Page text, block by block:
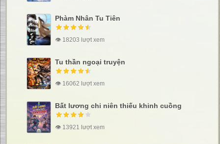
Phàm Nhân Tu Tiên
👁 18203 lượt xem
Tu thần ngoại truyện
👁 16062 lượt xem
Bất lương chi niên thiếu khinh cuồng
👁 13921 lượt xem